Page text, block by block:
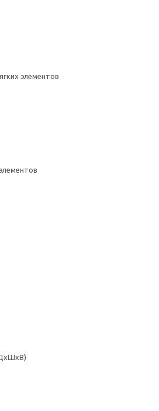
элементов